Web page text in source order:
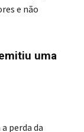
e não
uma
perda da